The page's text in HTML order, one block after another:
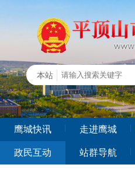
鹰城快讯 走进鹰城
政民互动 站群导航